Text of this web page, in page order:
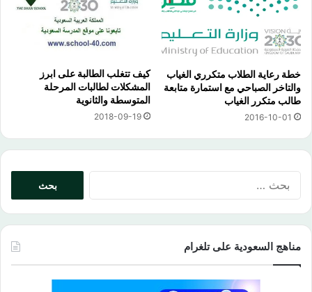
خطة رعاية الطلاب متكرري الغياب
والتاخر الصباحي مع استمارة متابعة
طالب متكرر الغياب
2016-10-01
كيف تتغلب الطالبة على ابرز
المشكلات لطالبات المرحلة
المتوسطة والثانوية
2018-09-19
مناهج السعودية على تلغرام